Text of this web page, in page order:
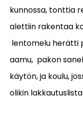
kunnossa, tonttia
alettiin rakentaa
lentomelu herätti
aamu, pakon
käytön, ja koulu,
olikin